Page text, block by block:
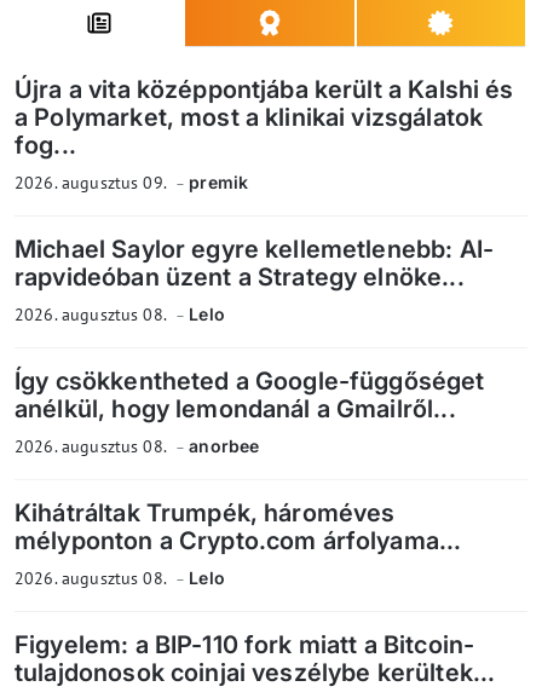
Újra a vita középpontjába került a Kalshi és
a Polymarket, most a klinikai vizsgálatok
fog...
2026. augusztus 09. premik
Michael Saylor egyre kellemetlenebb: AI-
rapvideóban üzent a Strategy elnöke...
2026. augusztus 08. Lelo
Így csökkentheted a Google-függőséget
anélkül, hogy lemondanál a Gmailről...
2026. augusztus 08. anorbee
Kihátráltak Trumpék, hároméves
mélyponton a Crypto.com árfolyama...
2026. augusztus 08. Lelo
Figyelem: a BIP-110 fork miatt a Bitcoin-
tulajdonosok coinjai veszélybe kerültek...